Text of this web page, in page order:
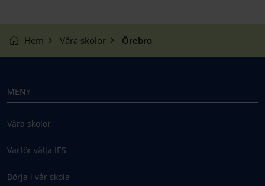
Hem Våra skolor Örebro
MENY
Våra skolor
Varför välja IES
Börja i vår skola